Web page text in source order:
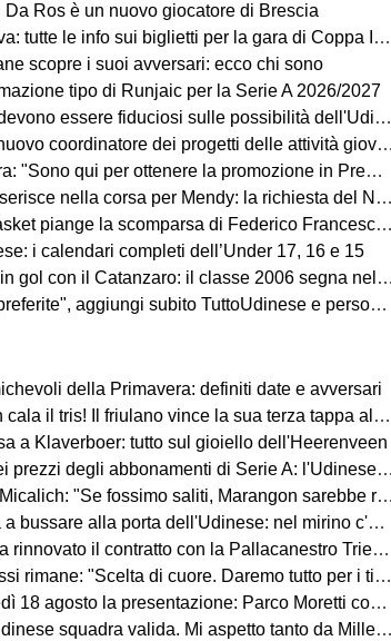
Da Ros è un nuovo giocatore di Brescia
tutte le info sui biglietti per la gara di Coppa Italia
scopre i suoi avversari: ecco chi sono
tipo di Runjaic per la Serie A 2026/2027
fiduciosi sulle possibilità dell'Udinese, Runjaic ha la squadra in mano"
coordinatore dei progetti delle attività giovanili
qui per ottenere la promozione in Premier League"
nella corsa per Mendy: la richiesta del Nizza per il difensore
la scomparsa di Federico Franceschin: il cordoglio della Pallacanestro Trieste
i calendari completi dell’Under 17, 16 e 15
il Catanzaro: il classe 2006 segna nell'amichevole contro il Giugliano
aggiungi subito TuttoUdinese e personalizza le tue notizie
della Primavera: definiti date e avversari
il tris! Il friulano vince la sua terza tappa al Tour de Pologne
a Klaverboer: tutto sul gioiello dell'Heerenveen
degli abbonamenti di Serie A: l'Udinese vanta un primato
fossimo saliti, Marangon sarebbe rimasto e avrei fatto giocare gli italiani"
alla porta dell'Udinese: nel mirino c'è Kristensen
rinnovato il contratto con la Pallacanestro Trieste
rimane: "Scelta di cuore. Daremo tutto per i tifosi"
agosto la presentazione: Parco Moretti come location
squadra valida. Mi aspetto tanto da Miller e Ekkelenkamp "